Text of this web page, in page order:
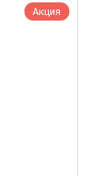
Акция